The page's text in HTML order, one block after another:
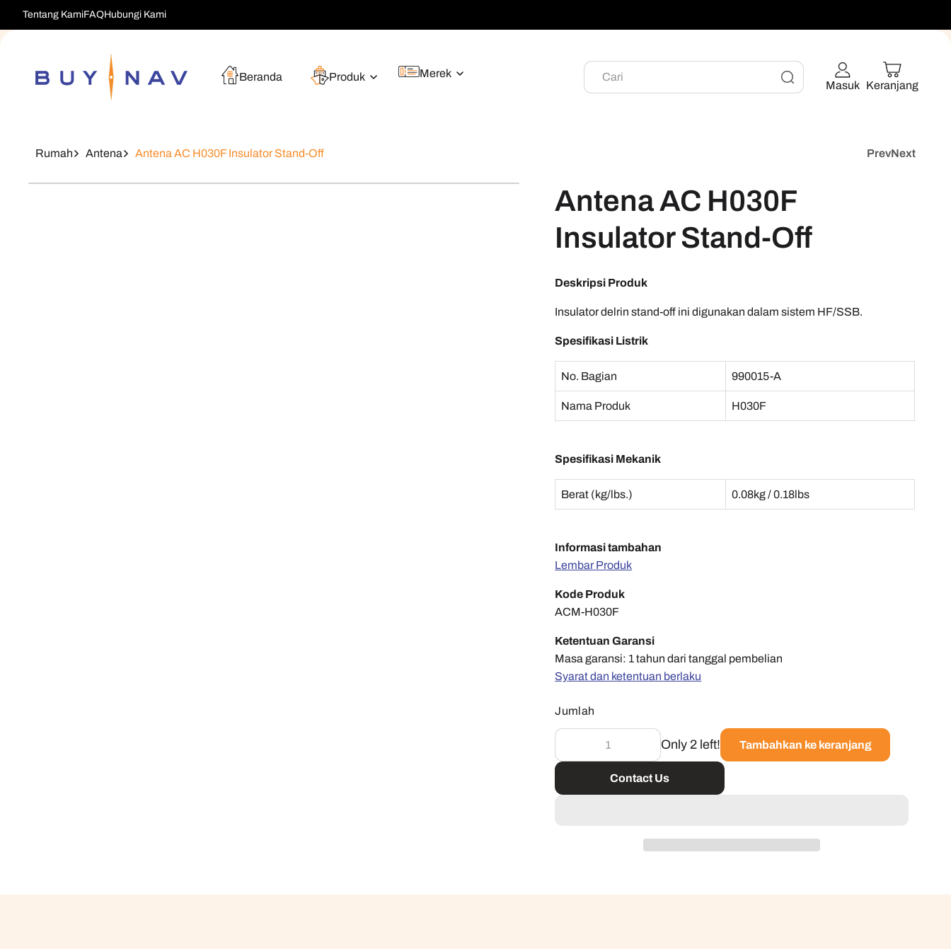
Langsung
Ke Konten
Tentang KamiFAQHubungi Kami
Beranda Produk Merek Cari
Masuk Keranjang
Rumah Antena Antena AC H030F Insulator Stand-Off PrevNext
Antena AC H030F
Insulator Stand-Off
Deskripsi Produk
Insulator delrin stand-off ini digunakan dalam sistem HF/SSB.
Spesifikasi Listrik
No. Bagian 990015-A
Nama Produk H030F
Spesifikasi Mekanik
Berat (kg/lbs.) 0.08kg / 0.18lbs
Informasi tambahan
Lembar Produk
Kode Produk
ACM-H030F
Ketentuan Garansi
Masa garansi: 1 tahun dari tanggal pembelian
Syarat dan ketentuan berlaku
Jumlah
Only 2 left! Tambahkan ke keranjang
Contact Us